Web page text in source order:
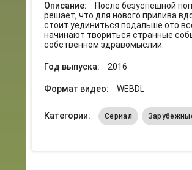
Описание:
После безуспешной
решает, что для нового прилива
стоит уединиться подальше ото
начинают твориться странные
собственном здравомыслии.
Год выпуска: 2016
Формат видео: WEBDL
Категории: Сериал